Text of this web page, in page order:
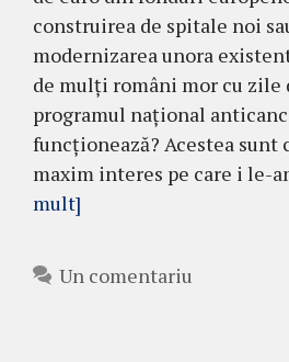
construirea de spitale noi
modernizarea unora
de mulți români mor cu zile
programul național
funcționează? Acestea sunt
maxim interes pe care i le-
mult]
Un comentariu